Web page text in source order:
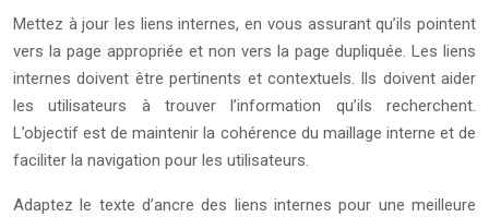
Mettez à jour les liens internes, en vous assurant qu’ils pointent
vers la page appropriée et non vers la page dupliquée. Les liens
internes doivent être pertinents et contextuels. Ils doivent aider
les utilisateurs à trouver l’information qu’ils recherchent.
L’objectif est de maintenir la cohérence du maillage interne et de
faciliter la navigation pour les utilisateurs.
Adaptez le texte d’ancre des liens internes pour une meilleure